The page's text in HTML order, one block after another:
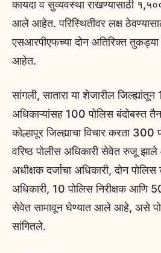
कायदा व सुव्यवस्था राखण्यासाठी
आले आहेत. परिस्थितीवर लक्ष
एसआरपीएफच्या दोन अतिरिक्त
आहेत.
सांगली, सातारा या शेजारील जिल्ह्यांतून
अधिकाऱ्यांसह 100 पोलिस बंदोबस्त
कोल्हापूर जिल्ह्याचा विचार करता 300
वरिष्ठ पोलीस अधिकारी सेवेत रुजू
अधीक्षक दर्जाचा अधिकारी, दोन
अधिकारी, 10 पोलिस निरीक्षक आणि
सेवेत सामावून घेण्यात आले आहे, असे
सांगितले.